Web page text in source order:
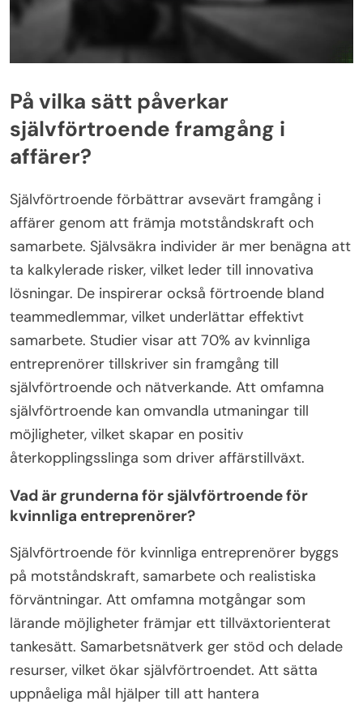
På vilka sätt påverkar
självförtroende framgång i
affärer?
Självförtroende förbättrar avsevärt framgång i
affärer genom att främja motståndskraft och
samarbete. Självsäkra individer är mer benägna att
ta kalkylerade risker, vilket leder till innovativa
lösningar. De inspirerar också förtroende bland
teammedlemmar, vilket underlättar effektivt
samarbete. Studier visar att 70% av kvinnliga
entreprenörer tillskriver sin framgång till
självförtroende och nätverkande. Att omfamna
självförtroende kan omvandla utmaningar till
möjligheter, vilket skapar en positiv
återkopplingsslinga som driver affärstillväxt.
Vad är grunderna för självförtroende för
kvinnliga entreprenörer?
Självförtroende för kvinnliga entreprenörer byggs
på motståndskraft, samarbete och realistiska
förväntningar. Att omfamna motgångar som
lärande möjligheter främjar ett tillväxtorienterat
tankesätt. Samarbetsnätverk ger stöd och delade
resurser, vilket ökar självförtroendet. Att sätta
uppnåeliga mål hjälper till att hantera